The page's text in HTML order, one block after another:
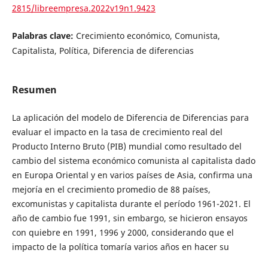
2815/libreempresa.2022v19n1.9423
Palabras clave: Crecimiento económico, Comunista,
Capitalista, Política, Diferencia de diferencias
Resumen
La aplicación del modelo de Diferencia de Diferencias para
evaluar el impacto en la tasa de crecimiento real del
Producto Interno Bruto (PIB) mundial como resultado del
cambio del sistema económico comunista al capitalista dado
en Europa Oriental y en varios países de Asia, confirma una
mejoría en el crecimiento promedio de 88 países,
excomunistas y capitalista durante el período 1961-2021. El
año de cambio fue 1991, sin embargo, se hicieron ensayos
con quiebre en 1991, 1996 y 2000, considerando que el
impacto de la política tomaría varios años en hacer su